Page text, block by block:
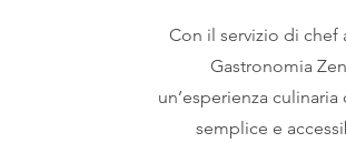
Con il servizio di
Gastronomia
un’esperienza
semplice e